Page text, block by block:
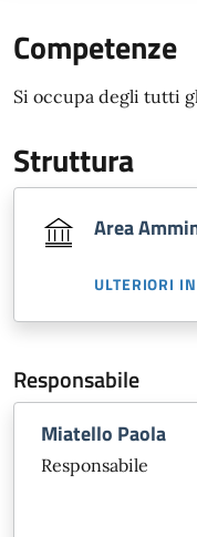
Competenze
Si occupa degli tutti
Struttura
Area
ULTERIORI
Responsabile
Miatello Paola
Responsabile